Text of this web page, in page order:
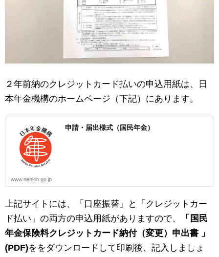
２年前納のクレジットカード払いの申込用紙は、日
本年金機構のホームページ（下記）にあります。
申請・届出様式（国民年金）
www.nenkin.go.jp
上記サイトには、「口座振替」と「クレジットカー
ド払い」の両方の申込用紙がありますので、
「 国民
年金保険料クレジットカード納付（変更）申出書 」
(PDF)ををダウンロードして印刷後、記入しましょ